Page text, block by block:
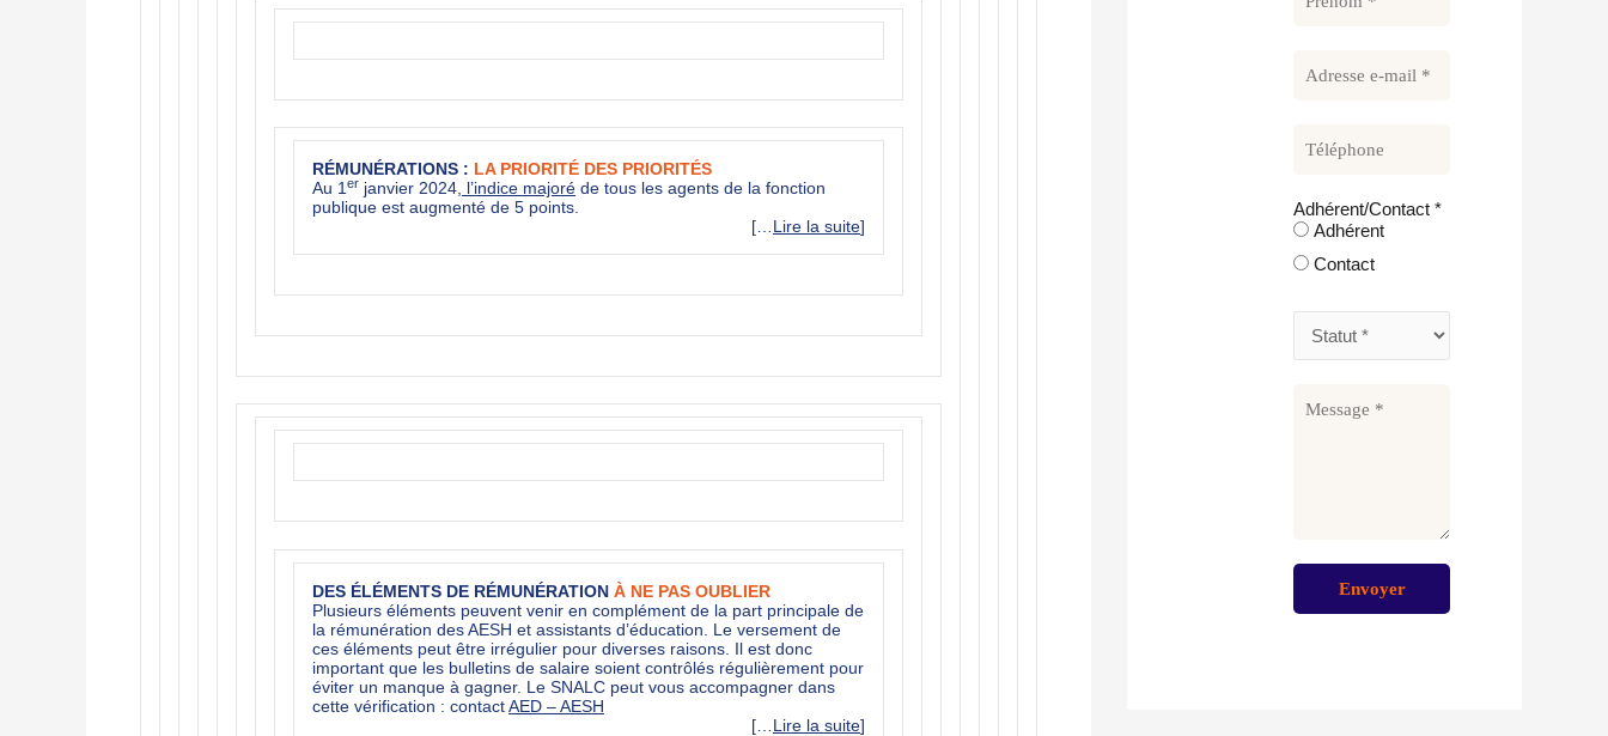
RÉMUNÉRATIONS : LA PRIORITÉ DES PRIORITÉS
Au 1 er janvier 2024, l’indice majoré de tous les agents de la fonction
publique est augmenté de 5 points.
[… Lire la suite]
DES ÉLÉMENTS DE RÉMUNÉRATION À NE PAS OUBLIER
Plusieurs éléments peuvent venir en complément de la part principale de
la rémunération des AESH et assistants d’éducation. Le versement de
ces éléments peut être irrégulier pour diverses raisons. Il est donc
important que les bulletins de salaire soient contrôlés régulièrement pour
éviter un manque à gagner. Le SNALC peut vous accompagner dans
cette vérification : contactAED – AESH
[… Lire la suite]
Adhérent/Contact *
Adhérent
Contact